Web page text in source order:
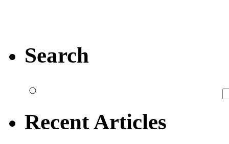
Search
Recent Articles